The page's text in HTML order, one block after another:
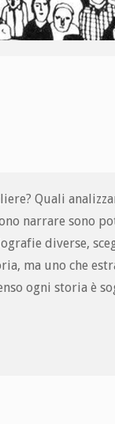
Quali
narrare sono
diverse,
ma uno che
ogni storia è